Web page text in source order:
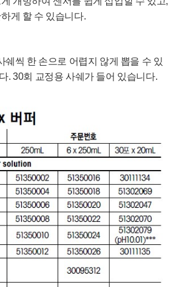
게 할 수 있습니다.
쉐씩 한 손으로 어렵지 않게 뽑을 수 있
. 30회 교정용 사쉐가 들어 있습니다.